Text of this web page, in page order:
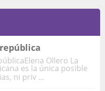
Ollero La
es la única posible
ni priv ...